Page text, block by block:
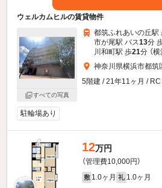
ウェルカムヒルの賃貸物件
すべての写真
都筑ふれあいの丘駅
市が尾駅 バス13分
川和町駅 歩21分 （
神奈川県横浜市都筑
5階建 / 21年11ヶ月 / RC
駐輪場あり
12万円
（管理費10,000円）
敷 1.0ヶ月 礼 1.0ヶ月